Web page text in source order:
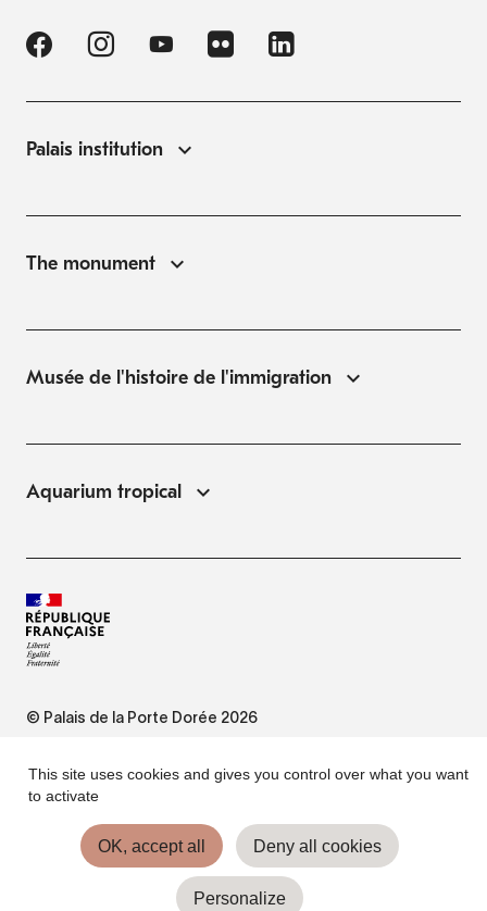
Palais institution
The monument
Musée de l'histoire de l'immigration
Aquarium tropical
© Palais de la Porte Dorée 2026
Website Terms of Use
This site uses cookies and gives you control over what you want
to activate
OK, accept all Deny all cookies
Personalize